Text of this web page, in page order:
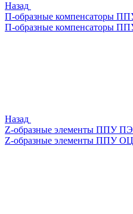
Назад
П-образные компенсаторы
П-образные компенсаторы
Назад
Z-образные элементы ППУ
Z-образные элементы ППУ